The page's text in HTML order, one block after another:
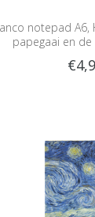
notepad A6,
papegaai en